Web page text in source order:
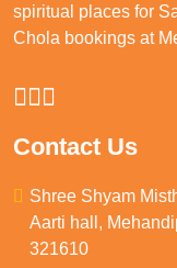
spiritual places for
Chola bookings at
Contact Us
Shree Shyam
Aarti hall,
321610